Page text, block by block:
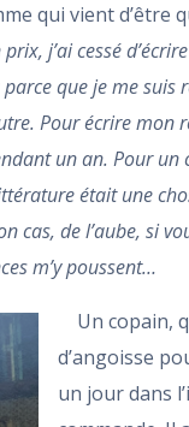
qui vient d’être
j’ai cessé
que je me suis
Pour écrire
un an. Pour un
était une
de l’aube, si
m’y poussent…
Un copain,
d’angoisse
un jour dans